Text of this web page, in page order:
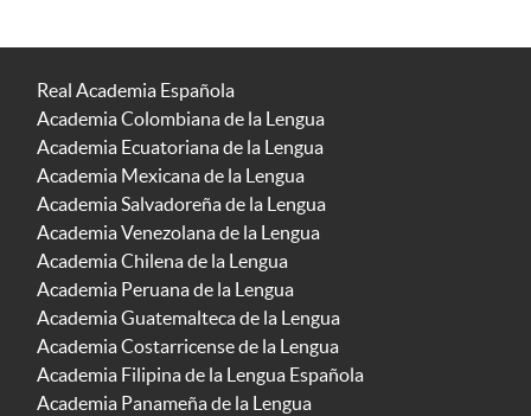
Real Academia Española
Academia Colombiana de la Lengua
Academia Ecuatoriana de la Lengua
Academia Mexicana de la Lengua
Academia Salvadoreña de la Lengua
Academia Venezolana de la Lengua
Academia Chilena de la Lengua
Academia Peruana de la Lengua
Academia Guatemalteca de la Lengua
Academia Costarricense de la Lengua
Academia Filipina de la Lengua Española
Academia Panameña de la Lengua